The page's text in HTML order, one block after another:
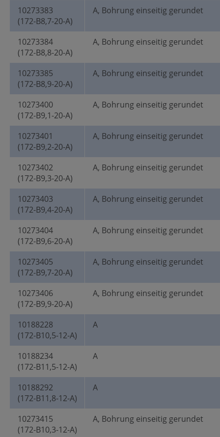
10273383
(172-B8,7-20-A)
A, Bohrung einseitig gerundet
10273384
(172-B8,8-20-A)
A, Bohrung einseitig gerundet
10273385
(172-B8,9-20-A)
A, Bohrung einseitig gerundet
10273400
(172-B9,1-20-A)
A, Bohrung einseitig gerundet
10273401
(172-B9,2-20-A)
A, Bohrung einseitig gerundet
10273402
(172-B9,3-20-A)
A, Bohrung einseitig gerundet
10273403
(172-B9,4-20-A)
A, Bohrung einseitig gerundet
10273404
(172-B9,6-20-A)
A, Bohrung einseitig gerundet
10273405
(172-B9,7-20-A)
A, Bohrung einseitig gerundet
10273406
(172-B9,9-20-A)
A, Bohrung einseitig gerundet
10188228
(172-B10,5-12-A)
A
10188234
(172-B11,5-12-A)
A
10188292
(172-B11,8-12-A)
A
10273415
(172-B10,3-12-A)
A, Bohrung einseitig gerundet